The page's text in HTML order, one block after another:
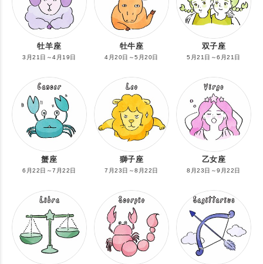
牡羊座
3月21日～4月19日
牡牛座
4月20日～5月20日
双子座
5月21日～6月21日
蟹座
6月22日～7月22日
獅子座
7月23日～8月22日
乙女座
8月23日～9月22日